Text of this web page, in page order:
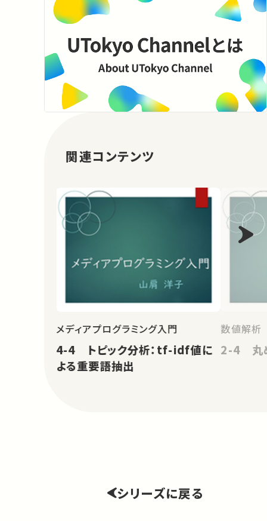
関連コンテンツ
メディアプログラミング入門
4-4 トピック分析：tf-idf値に
よる重要語抽出
数値解析
2-4 丸
シリーズに戻る